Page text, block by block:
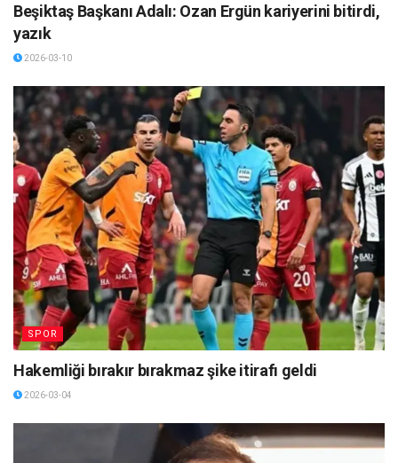
Beşiktaş Başkanı Adalı: Ozan Ergün kariyerini bitirdi,
yazık
2026-03-10
SPOR
Hakemliği bırakır bırakmaz şike itirafı geldi
2026-03-04